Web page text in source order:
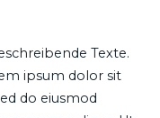
Texte.
ipsum dolor sit
do eiusmod